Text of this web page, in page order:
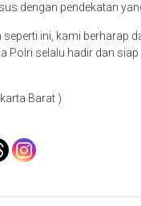
dengan pendekatan
seperti ini, kami
Polri selalu hadir dan
Barat )